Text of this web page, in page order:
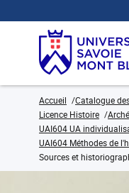
Accueil Catalogue
Licence Histoire
UAI604 UA
UAI604 Méthodes de
Sources et